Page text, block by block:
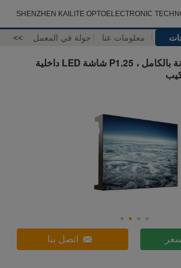
SHENZHEN KAILITE OPTOELECTRONIC
معلومات عنا جولة في المعمل >>
شاشة فيديو LED ملونة بالكامل ، P1.25 شاشة LED داخلية
اتصل بنا